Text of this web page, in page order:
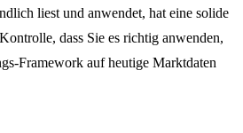
liest und anwendet, hat eine solide
dass Sie es richtig anwenden,
Framework auf heutige Marktdaten